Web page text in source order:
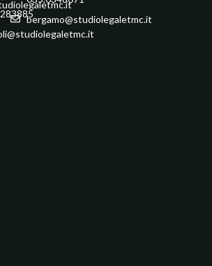
bergamo@studiolegaletmc.it